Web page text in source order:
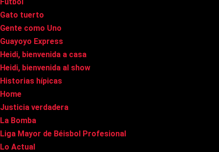
Gato tuerto
Gente como Uno
Guayoyo Express
Heidi, bienvenida a casa
Heidi, bienvenida al show
Historias hípicas
Home
Justicia verdadera
La Bomba
Liga Mayor de Béisbol Profesional
Lo Actual